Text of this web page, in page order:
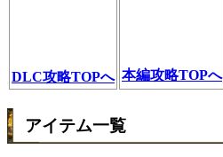
DLC攻略TOPへ 本編攻略TOPへ
アイテム一覧